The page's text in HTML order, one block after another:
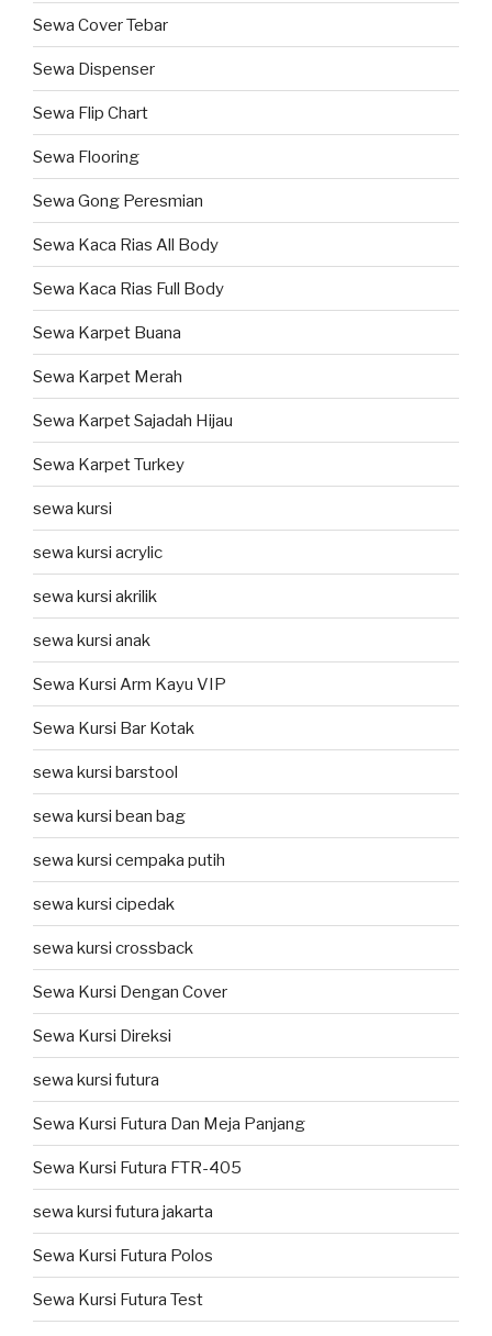
Sewa Cover Tebar
Sewa Dispenser
Sewa Flip Chart
Sewa Flooring
Sewa Gong Peresmian
Sewa Kaca Rias All Body
Sewa Kaca Rias Full Body
Sewa Karpet Buana
Sewa Karpet Merah
Sewa Karpet Sajadah Hijau
Sewa Karpet Turkey
sewa kursi
sewa kursi acrylic
sewa kursi akrilik
sewa kursi anak
Sewa Kursi Arm Kayu VIP
Sewa Kursi Bar Kotak
sewa kursi barstool
sewa kursi bean bag
sewa kursi cempaka putih
sewa kursi cipedak
sewa kursi crossback
Sewa Kursi Dengan Cover
Sewa Kursi Direksi
sewa kursi futura
Sewa Kursi Futura Dan Meja Panjang
Sewa Kursi Futura FTR-405
sewa kursi futura jakarta
Sewa Kursi Futura Polos
Sewa Kursi Futura Test